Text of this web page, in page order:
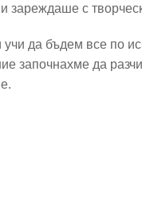
зареждаше с
да бъдем все по
започнахме да